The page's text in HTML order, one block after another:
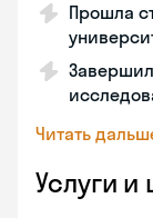
Прошла
Читать
Услуги и